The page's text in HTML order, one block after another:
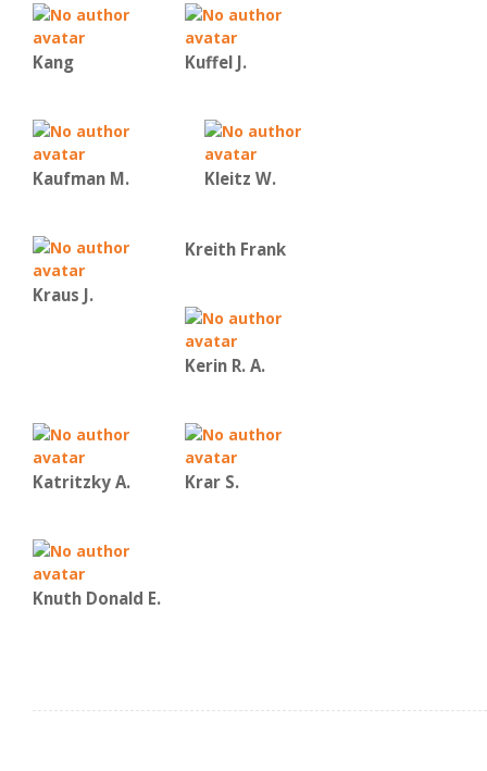
Kang Kuffel J.
Kaufman Μ. Kleitz W.
Kraus J.
Kreith Frank
Kerin R. A.
Katritzky A. Krar S.
Knuth Donald E.